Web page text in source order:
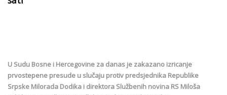
U Sudu Bosne i Hercegovine za danas je zakazano izricanje
prvostepene presude u slučaju protiv predsjednika Republike
Srpske Milorada Dodika i direktora Službenih novina RS Miloša